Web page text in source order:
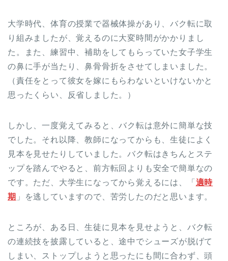
大学時代、体育の授業で器械体操があり、バク転に取
り組みましたが、覚えるのに大変時間がかかりまし
た。また、練習中、補助をしてもらっていた女子学生
の鼻に手が当たり、鼻骨骨折をさせてしまいました。
（責任をとって彼女を嫁にもらわないといけないかと
思ったくらい、反省しました。）
しかし、一度覚えてみると、バク転は意外に簡単な技
でした。それ以降、教師になってからも、生徒によく
見本を見せたりしていました。バク転はきちんとステ
ップを踏んでやると、前方転回よりも安全で簡単なの
です。ただ、大学生になってから覚えるには、「 適時
期 」を逃していますので、苦労したのだと思います。
ところが、ある日、生徒に見本を見せようと、バク転
の連続技を披露していると、途中でシューズが脱げて
しまい、ストップしようと思ったにも間に合わず、頭